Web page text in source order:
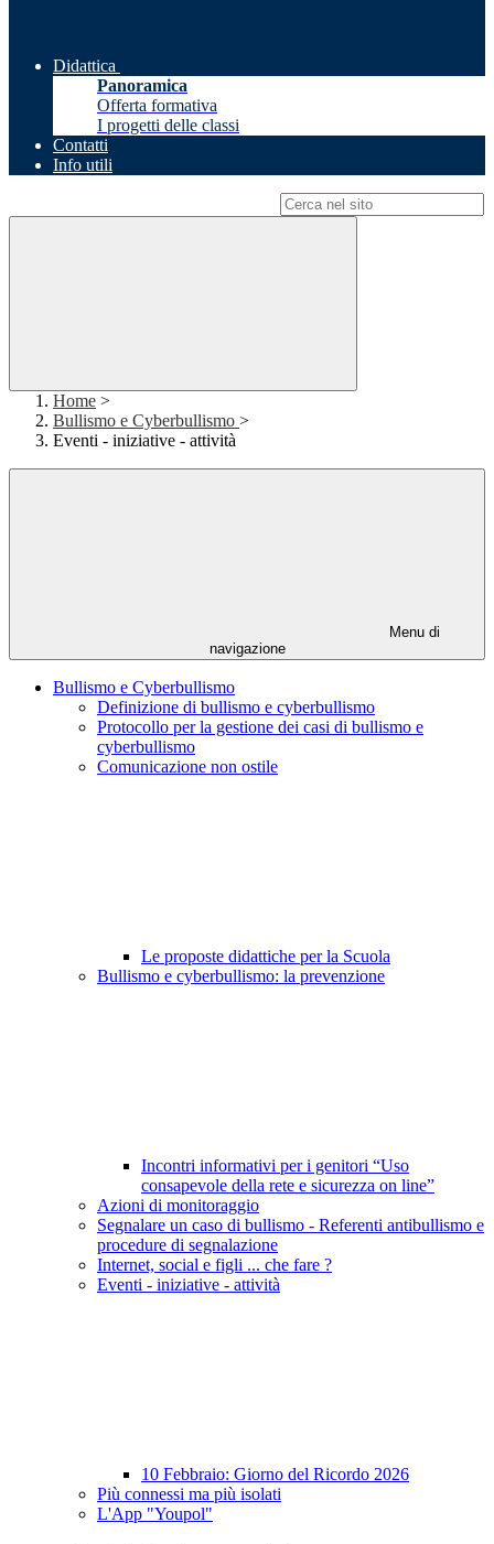
Didattica
Panoramica
Offerta formativa
I progetti delle classi
Contatti
Info utili
Home >
Bullismo e Cyberbullismo >
Eventi - iniziative - attività
Menu di
navigazione
Bullismo e Cyberbullismo
Definizione di bullismo e cyberbullismo
Protocollo per la gestione dei casi di bullismo e
cyberbullismo
Comunicazione non ostile
Le proposte didattiche per la Scuola
Bullismo e cyberbullismo: la prevenzione
Incontri informativi per i genitori “Uso
consapevole della rete e sicurezza on line”
Azioni di monitoraggio
Segnalare un caso di bullismo - Referenti antibullismo e
procedure di segnalazione
Internet, social e figli ... che fare ?
Eventi - iniziative - attività
10 Febbraio: Giorno del Ricordo 2026
Più connessi ma più isolati
L'App "Youpol"